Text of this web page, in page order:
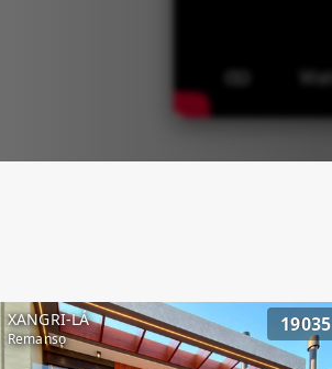
XANGRI-LÁ
Remanso
19035